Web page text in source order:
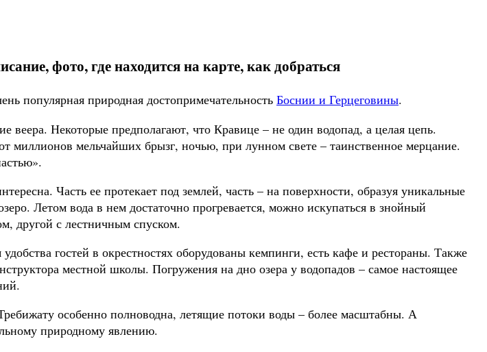
фото, где находится на карте, как добраться
популярная природная достопримечательность Боснии и Герцеговины.
Некоторые предполагают, что Кравице – не один водопад, а целая цепь.
мельчайших брызг, ночью, при лунном свете – таинственное мерцание.
Часть ее протекает под землей, часть – на поверхности, образуя уникальные
Летом вода в нем достаточно прогревается, можно искупаться в знойный
другой с лестничным спуском.
гостей в окрестностях оборудованы кемпинги, есть кафе и рестораны. Также
местной школы. Погружения на дно озера у водопадов – самое настоящее
особенно полноводна, летящие потоки воды – более масштабны. А
природному явлению.